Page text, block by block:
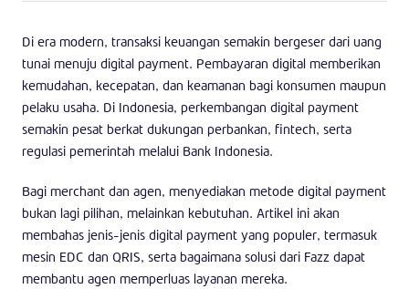
Di era modern, transaksi keuangan semakin bergeser dari uang
tunai menuju digital payment. Pembayaran digital memberikan
kemudahan, kecepatan, dan keamanan bagi konsumen maupun
pelaku usaha. Di Indonesia, perkembangan digital payment
semakin pesat berkat dukungan perbankan, fintech, serta
regulasi pemerintah melalui Bank Indonesia.
Bagi merchant dan agen, menyediakan metode digital payment
bukan lagi pilihan, melainkan kebutuhan. Artikel ini akan
membahas jenis-jenis digital payment yang populer, termasuk
mesin EDC dan QRIS, serta bagaimana solusi dari Fazz dapat
membantu agen memperluas layanan mereka.